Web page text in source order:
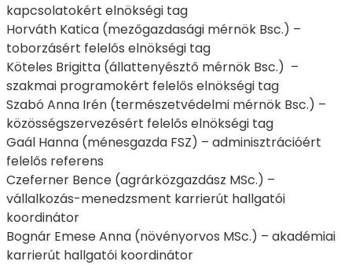
kapcsolatokért elnökségi tag
Horváth Katica (mezőgazdasági mérnök Bsc.) –
toborzásért felelős elnökségi tag
Köteles Brigitta (állattenyésztő mérnök Bsc.) –
szakmai programokért felelős elnökségi tag
Szabó Anna Irén (természetvédelmi mérnök Bsc.) –
közösségszervezésért felelős elnökségi tag
Gaál Hanna (ménesgazda FSZ) – adminisztrációért
felelős referens
Czeferner Bence (agrárközgazdász MSc.) –
vállalkozás-menedzsment karrierút hallgatói
koordinátor
Bognár Emese Anna (növényorvos MSc.) – akadémiai
karrierút hallgatói koordinátor